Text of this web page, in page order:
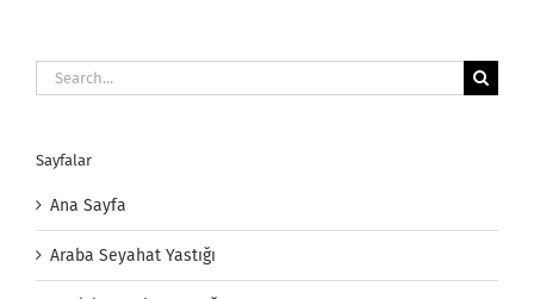
Search
for:
Sayfalar
Ana Sayfa
Araba Seyahat Yastığı